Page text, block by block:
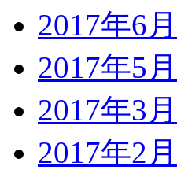
2017年6月
2017年5月
2017年3月
2017年2月